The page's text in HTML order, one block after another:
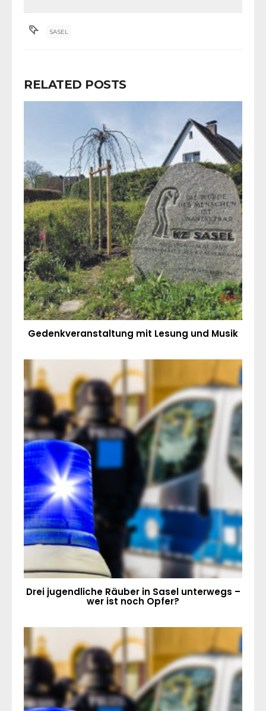
SASEL
RELATED POSTS
Gedenkveranstaltung mit Lesung und Musik
Drei jugendliche Räuber in Sasel unterwegs –
wer ist noch Opfer?